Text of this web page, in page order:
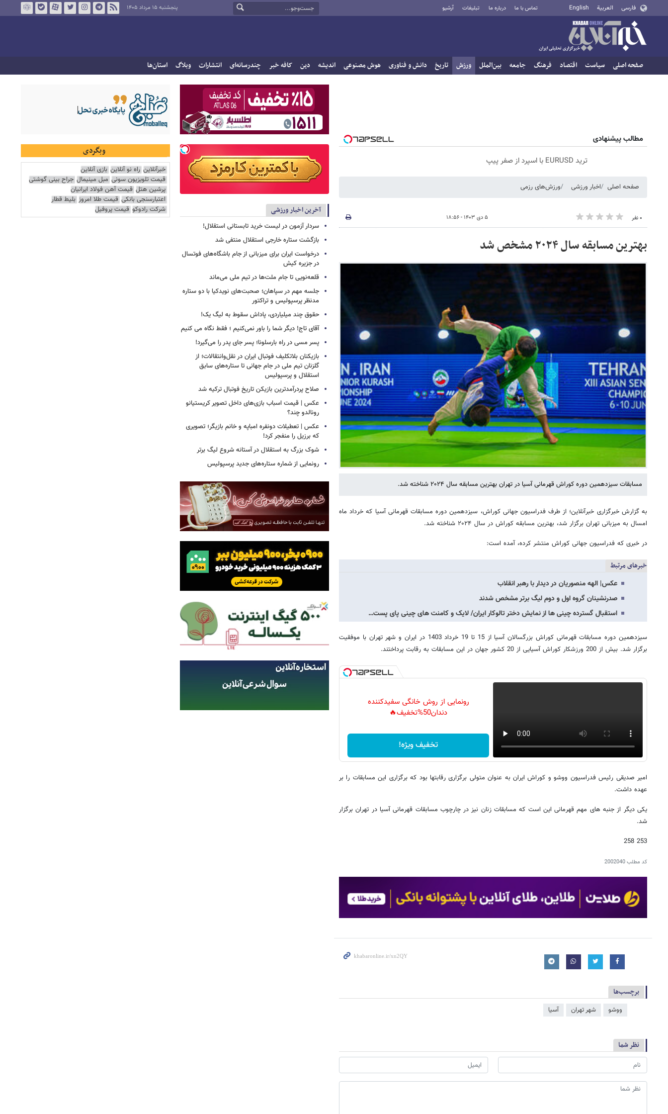
فارسی العربية English تماس با ما درباره ما تبلیغات آرشیو پنجشنبه ۱۵ مرداد ۱۴۰۵
صفحه اصلی سیاست اقتصاد فرهنگ جامعه بین‌الملل ورزش تاریخ دانش و فناوری هوش مصنوعی اندیشه دین کافه خبر چندرسانه‌ای انتشارات وبلاگ استان‌ها
مطالب پیشنهادی
ترید EURUSD با اسپرد از صفر پیپ
صفحه اصلی اخبار ورزشی ورزش‌های رزمی
۰ نفر ۵ دی ۱۴۰۳ - ۱۸:۵۶
بهترین مسابقه سال ۲۰۲۴ مشخص شد
مسابقات سیزدهمین دوره کوراش قهرمانی آسیا در تهران بهترین مسابقه سال ۲۰۲۴ شناخته شد.
به گزارش خبرگزاری خبرآنلاین؛ از طرف فدراسیون جهانی کوراش، سیزدهمین دوره مسابقات قهرمانی آسیا که خرداد ماه
امسال به میزبانی تهران برگزار شد، بهترین مسابقه کوراش در سال ۲۰۲۴ شناخته شد.
در خبری که فدراسیون جهانی کوراش منتشر کرده، آمده است:
خبرهای مرتبط
عکس| الهه منصوریان در دیدار با رهبر انقلاب
صدرنشینان گروه اول و دوم لیگ برتر مشخص شدند
استقبال گسترده چینی ها از نمایش دختر تالوکار ایران/ لایک و کامنت های چینی پای پست…
سیزدهمین دوره مسابقات قهرمانی کوراش بزرگسالان آسیا از 15 تا 19 خرداد 1403 در ایران و شهر تهران با موفقیت
برگزار شد. بیش از 200 ورزشکار کوراش آسیایی از 20 کشور جهان در این مسابقات به رقابت پرداختند.
رونمایی از روش خانگی سفیدکننده
دندان50%تخفیف🔥
تخفیف ویژه!
امیر صدیقی رئیس فدراسیون ووشو و کوراش ایران به عنوان متولی برگزاری رقابتها بود که برگزاری این مسابقات را بر
عهده داشت.
یکی دیگر از جنبه های مهم قهرمانی این است که مسابقات زنان نیز در چارچوب مسابقات قهرمانی آسیا در تهران برگزار
شد.
253 258
کد مطلب2002040
برچسب‌ها
ووشو شهر تهران آسیا
نظر شما
آخرین اخبار ورزشی
سردار آزمون در لیست خرید تابستانی استقلال!
بازگشت ستاره خارجی استقلال منتفی شد
درخواست ایران برای میزبانی از جام باشگاه‌های فوتسال
در جزیره کیش
قلعه‌نویی تا جام ملت‌ها در تیم ملی می‌ماند
جلسه مهم در سپاهان؛ صحبت‌های نویدکیا با دو ستاره
مدنظر پرسپولیس و تراکتور
حقوق چند میلیاردی، پاداش سقوط به لیگ یک!
آقای تاج! دیگر شما را باور نمی‌کنیم ؛ فقط نگاه می کنیم
پسر مسی در راه بارسلونا؛ پسر جای پدر را می‌گیرد!
بازیکنان بلاتکلیف فوتبال ایران در نقل‌وانتقالات؛ از
گلزنان تیم ملی در جام جهانی تا ستاره‌های سابق
استقلال و پرسپولیس
صلاح پردرآمدترین بازیکن تاریخ فوتبال ترکیه شد
عکس | قیمت اسباب بازی‌های داخل تصویر کریستیانو
رونالدو چند؟
عکس | تعطیلات دونفره امباپه و خانم بازیگر؛ تصویری
که برزیل را منفجر کرد!
شوک بزرگ به استقلال در آستانه شروع لیگ برتر
رونمایی از شماره ستاره‌های جدید پرسپولیس
وبگردی
خبرآنلاین راه نو آنلاین بازی آنلاین
قیمت تلویزیون سونی مبل مینیمال جراح بینی گوشتی
پرشین هتل قیمت آهن فولاد ایرانیان
اعتبارسنجی بانکی قیمت طلا امروز بلیط قطار
شرکت رادوکو قیمت پروفیل